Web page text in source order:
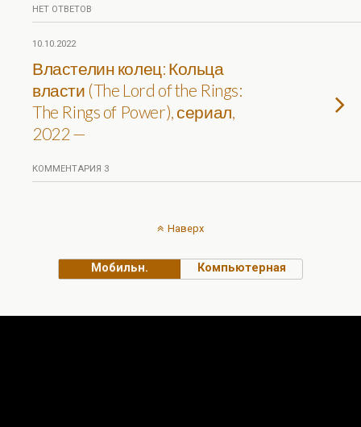
НЕТ ОТВЕТОВ
10.10.2022
Властелин колец: Кольца
власти (The Lord of the Rings:
The Rings of Power), сериал,
2022 —
КОММЕНТАРИЯ 3
Наверх
Мобильн. Компьютерная